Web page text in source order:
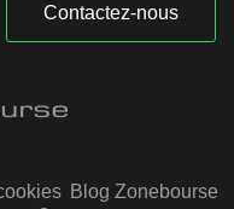
Contactez-nous
Blog Zonebourse